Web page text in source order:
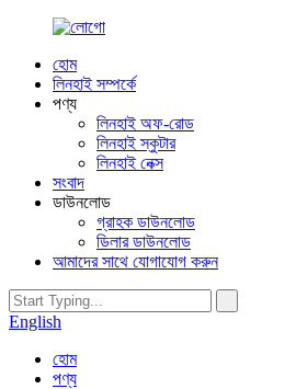
হোম
লিনহাই সম্পর্কে
পণ্য
লিনহাই অফ-রোড
লিনহাই স্কুটার
লিনহাই নেক্স
সংবাদ
ডাউনলোড
গ্রাহক ডাউনলোড
ডিলার ডাউনলোড
আমাদের সাথে যোগাযোগ করুন
English
হোম
পণ্য